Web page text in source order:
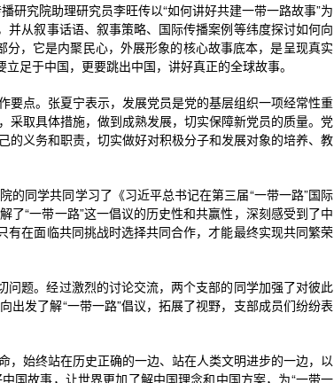
究院助理研究员李旺传以“如何讲好共建一带一路故事”为
并从叙事话语、叙事策略、国际传播案例等纬度探讨如何向
分，它是内聚民心，外展形象的核心故事底本，是呈现真实
足于中国，更要跳出中国，讲好真正的全球故事。
要点。张夏宁表示，发展党员是党的基层组织一项经常性重
取具体措施，做到成熟发展，切实保障新党员的质量。党
的义务和职责，切实做好对积极分子和发展对象的培养、教
同学共同学习了《习近平总书记在第三届“一带一路”国际
“一带一路”这一倡议的历史性和共赢性，深刻感受到了中
有在面临共同挑战时选择共同合作，才能最终实现共同繁荣
问题。经过激烈的讨论交流，两个支部的同学加强了对彼此
发了解“一带一路”倡议，拓展了视野，支部成员们纷纷表
始终站在历史正确的一边、站在人类文明进步的一边，以
国故事，让世界更加了解中国理念和中国方案，为“一带一